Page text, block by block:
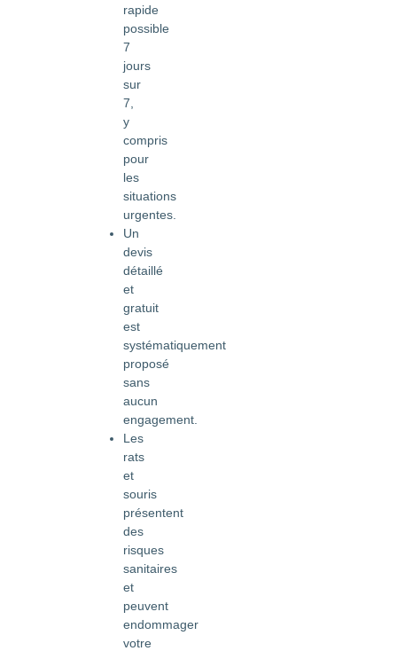
rapide
possible
7
jours
sur
7,
y
compris
pour
les
situations
urgentes.
Un
devis
détaillé
et
gratuit
est
systématiquement
proposé
sans
aucun
engagement.
Les
rats
et
souris
présentent
des
risques
sanitaires
et
peuvent
endommager
votre